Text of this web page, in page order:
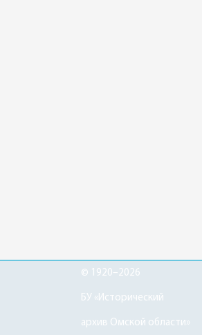
© 1920–2026
БУ «Исторический
архив Омской области»